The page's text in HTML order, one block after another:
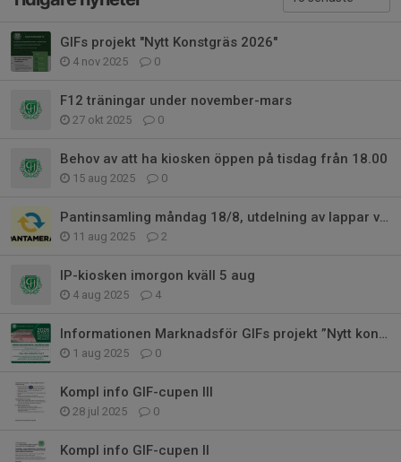
GIFs projekt "Nytt Konstgräs 2026"
4 nov 2025 0
F12 träningar under november-mars
27 okt 2025 0
Behov av att ha kiosken öppen på tisdag från 18.00
15 aug 2025 0
Pantinsamling måndag 18/8, utdelning av lappar v.33(12-17/8)
11 aug 2025 2
IP-kiosken imorgon kväll 5 aug
4 aug 2025 4
Informationen Marknadsför GIFs projekt ”Nytt konstgräs 2026”
1 aug 2025 0
Kompl info GIF-cupen III
28 jul 2025 0
Kompl info GIF-cupen II